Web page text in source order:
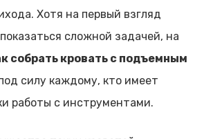
Хотя на первый взгляд
сложной задачей, на
собрать кровать с подъемным
силу каждому, кто имеет
работы с инструментами.